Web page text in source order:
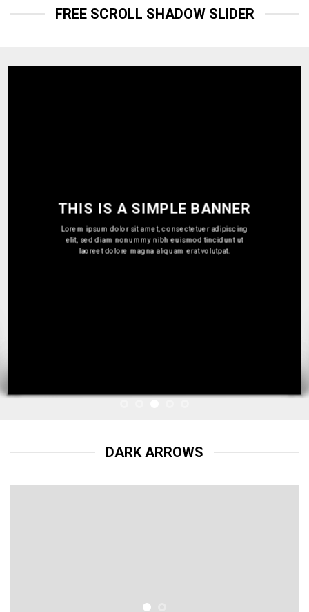
FREE SCROLL SHADOW SLIDER
THIS IS A SIMPLE BANNER
Lorem ipsum dolor sit amet, consectetuer adipiscing elit,
sed diam nonummy nibh euismod tincidunt ut laoreet
dolore magna aliquam erat volutpat.
DARK ARROWS